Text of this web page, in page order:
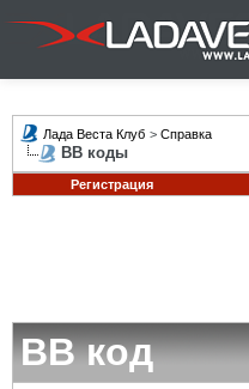
Лада Веста Клуб > Справка
BB коды
Регистрация
BB код